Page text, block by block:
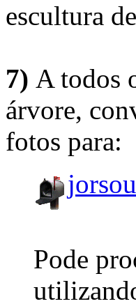
escultura
7) A todos
árvore,
fotos para:
Pode